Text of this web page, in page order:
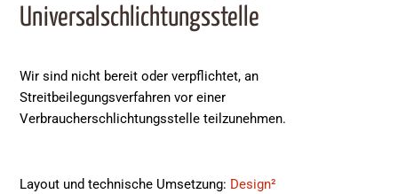
Universalschlichtungsstelle
Wir sind nicht bereit oder verpflichtet, an
Streitbeilegungsverfahren vor einer
Verbraucherschlichtungsstelle teilzunehmen.
Layout und technische Umsetzung: Design²